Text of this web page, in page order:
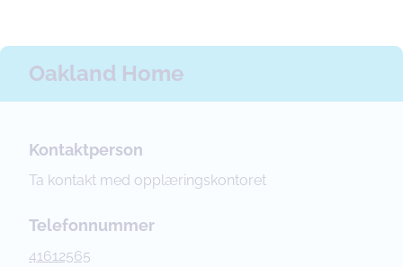
Oakland Home
Kontaktperson
Ta kontakt med opplæringskontoret
Telefonnummer
41612565